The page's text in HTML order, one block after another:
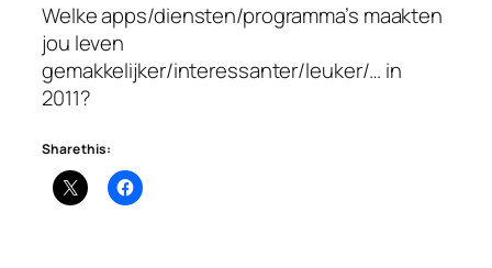
Welke apps/diensten/programma’s maakten
jou leven
gemakkelijker/interessanter/leuker/… in
2011?
Share this: